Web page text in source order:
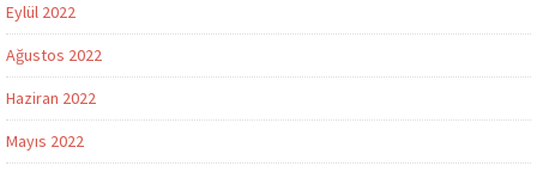
Eylül 2022
Ağustos 2022
Haziran 2022
Mayıs 2022